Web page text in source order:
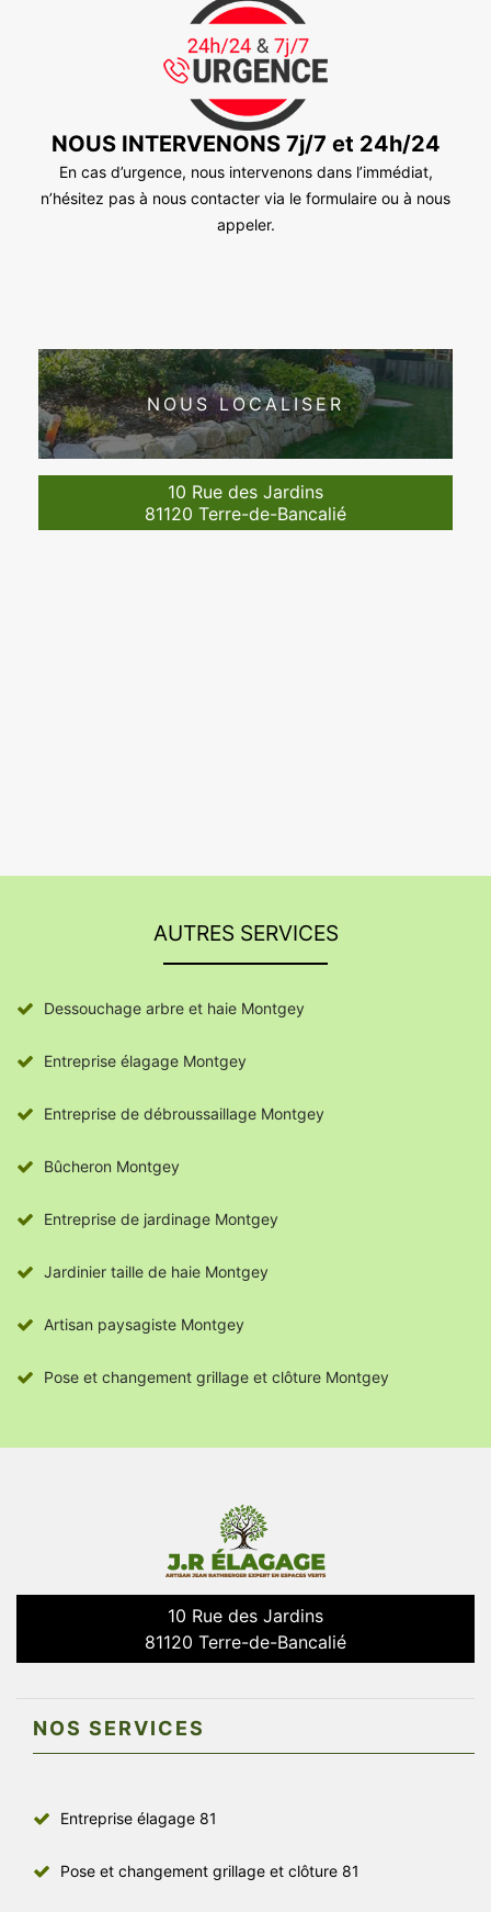
NOUS INTERVENONS 7j/7 et 24h/24
En cas d’urgence, nous intervenons dans l’immédiat,
n’hésitez pas à nous contacter via le formulaire ou à nous
appeler.
NOUS LOCALISER
10 Rue des Jardins
81120 Terre-de-Bancalié
AUTRES SERVICES
Dessouchage arbre et haie Montgey
Entreprise élagage Montgey
Entreprise de débroussaillage Montgey
Bûcheron Montgey
Entreprise de jardinage Montgey
Jardinier taille de haie Montgey
Artisan paysagiste Montgey
Pose et changement grillage et clôture Montgey
10 Rue des Jardins
81120 Terre-de-Bancalié
NOS SERVICES
Entreprise élagage 81
Pose et changement grillage et clôture 81